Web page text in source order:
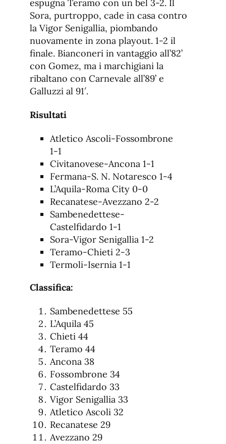
espugna Teramo con un bel 3-2. Il
Sora, purtroppo, cade in casa contro
la Vigor Senigallia, piombando
nuovamente in zona playout. 1-2 il
finale. Bianconeri in vantaggio all’82’
con Gomez, ma i marchigiani la
ribaltano con Carnevale all’89’ e
Galluzzi al 91′.
Risultati
Atletico Ascoli-Fossombrone
1-1
Civitanovese-Ancona 1-1
Fermana-S. N. Notaresco 1-4
L’Aquila-Roma City 0-0
Recanatese-Avezzano 2-2
Sambenedettese-
Castelfidardo 1-1
Sora-Vigor Senigallia 1-2
Teramo-Chieti 2-3
Termoli-Isernia 1-1
Classifica:
Sambenedettese 55
L’Aquila 45
Chieti 44
Teramo 44
Ancona 38
Fossombrone 34
Castelfidardo 33
Vigor Senigallia 33
Atletico Ascoli 32
Recanatese 29
Avezzano 29